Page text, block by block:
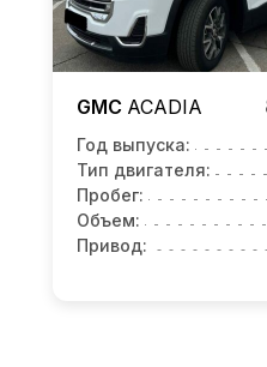
GMC ACADIA
Год выпуска:
Тип двигателя:
Пробег:
Объем:
Привод: